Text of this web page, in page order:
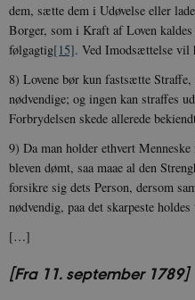
dem, sætte dem i Udøvelse eller
Borger, som i Kraft af Loven
følgagtig[15]. Ved Imodsættelse vil
8) Lovene bør kun fastsætte Straffe,
nødvendige; og ingen kan straffes
Forbrydelsen skede allerede
9) Da man holder ethvert
bleven dømt, saa maae al den
forsikre sig dets Person, dersom
nødvendig, paa det skarpeste
[…]
[Fra 11. september 1789]